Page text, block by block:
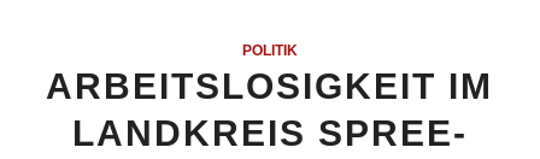
POLITIK
ARBEITSLOSIGKEIT IM
LANDKREIS SPREE-